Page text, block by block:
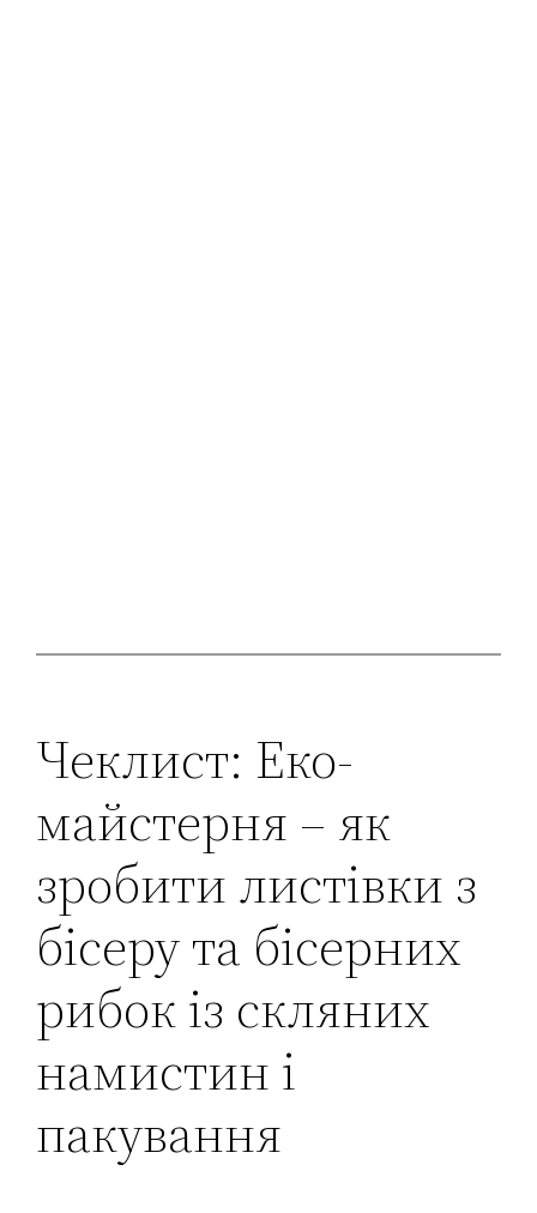
Чеклист: Еко-
майстерня – як
зробити листівки з
бісеру та бісерних
рибок із скляних
намистин і
пакування